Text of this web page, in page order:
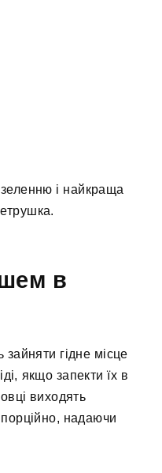
і найкраща
в
зайняти гідне місце
якщо запекти їх в
виходять
надаючи